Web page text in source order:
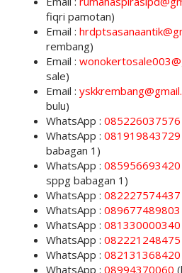
fiqri pamotan)
Email :
rembang)
Email :
sale)
Email :
bulu)
WhatsApp : 085226037576
WhatsApp : 081919843729
babagan 1)
WhatsApp : 085956693420
sppg babagan 1)
WhatsApp : 082227574437
WhatsApp : 089677489803
WhatsApp : 081330000340
WhatsApp : 082221248475
WhatsApp : 082131368420
WhatsApp : 08994370060